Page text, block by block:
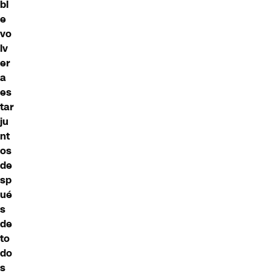
bl
e
vo
lv
er
a
es
tar
ju
nt
os
de
sp
ué
s
de
to
do
s